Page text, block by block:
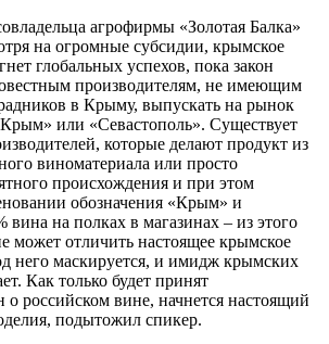
агрофирмы «Золотая Балка»
на огромные субсидии, крымское
глобальных успехов, пока закон
производителям, не имеющим
в Крыму, выпускать на рынок
или «Севастополь». Существует
которые делают продукт из
виноматериала или просто
происхождения и при этом
обозначения «Крым» и
вина на полках в магазинах – из этого
может отличить настоящее крымское
него маскируется, и имидж крымских
Как только будет принят
о российском вине, начнется настоящий
подытожил спикер.